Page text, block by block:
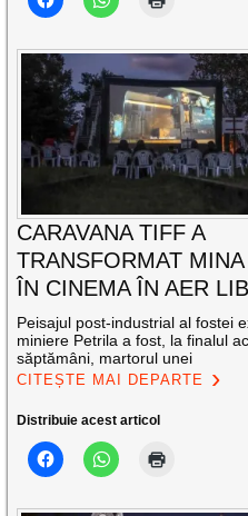
CARAVANA TIFF A
TRANSFORMAT
ÎN CINEMA ÎN AER
Peisajul post-industrial al fostei
miniere Petrila a fost, la finalul
săptămâni, martorul unei
CITEȘTE MAI DEPARTE
Distribuie acest articol